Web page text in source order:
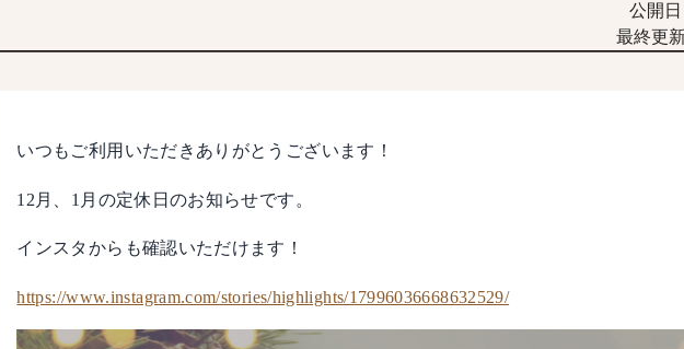
公開日
最終更
いつもご利用いただきありがとうございます！
12月、1月の定休日のお知らせです。
インスタからも確認いただけます！
https://www.instagram.com/stories/highlights/17996036668632529/